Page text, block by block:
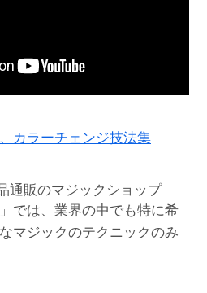
カラーチェンジ技法集
通販のマジックショップ
」では、業界の中でも特に希
マジックのテクニックのみ